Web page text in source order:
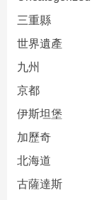
三重縣
世界遺產
九州
京都
伊斯坦堡
加歷奇
北海道
古薩達斯